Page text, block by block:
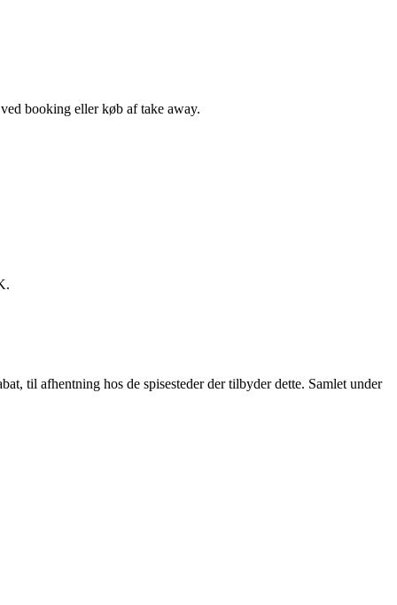
booking eller køb af take away.
til afhentning hos de spisesteder der tilbyder dette. Samlet under